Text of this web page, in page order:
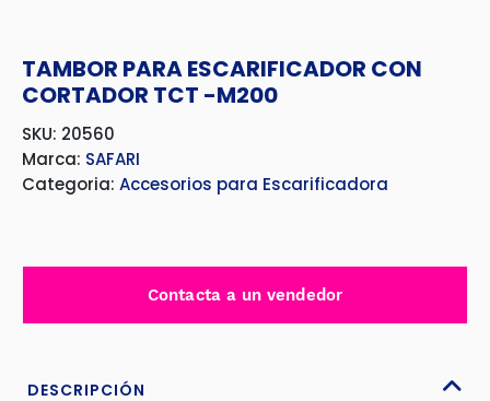
TAMBOR PARA ESCARIFICADOR CON
CORTADOR TCT -M200
SKU: 20560
Marca: SAFARI
Categoria: Accesorios para Escarificadora
Contacta a un vendedor
DESCRIPCIÓN